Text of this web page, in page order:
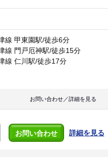
線 甲東園駅/徒歩6分
線 門戸厄神駅/徒歩15分
線 仁川駅/徒歩17分
お問い合わせ／詳細を見る
お問い合わせ 詳細を見る